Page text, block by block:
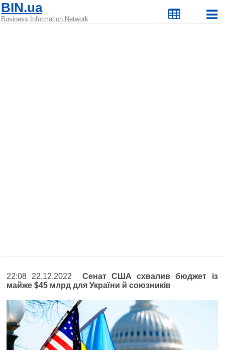
BIN.ua
Business Information Network
22:08 22.12.2022 Cенат США схвалив бюджет із
майже $45 млрд для України й союзників